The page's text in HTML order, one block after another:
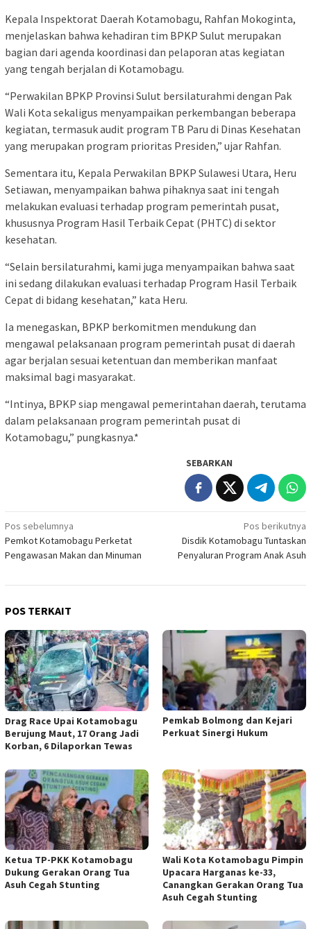
Kepala Inspektorat Daerah Kotamobagu, Rahfan Mokoginta,
menjelaskan bahwa kehadiran tim BPKP Sulut merupakan
bagian dari agenda koordinasi dan pelaporan atas kegiatan
yang tengah berjalan di Kotamobagu.
“Perwakilan BPKP Provinsi Sulut bersilaturahmi dengan Pak
Wali Kota sekaligus menyampaikan perkembangan beberapa
kegiatan, termasuk audit program TB Paru di Dinas Kesehatan
yang merupakan program prioritas Presiden,” ujar Rahfan.
Sementara itu, Kepala Perwakilan BPKP Sulawesi Utara, Heru
Setiawan, menyampaikan bahwa pihaknya saat ini tengah
melakukan evaluasi terhadap program pemerintah pusat,
khususnya Program Hasil Terbaik Cepat (PHTC) di sektor
kesehatan.
“Selain bersilaturahmi, kami juga menyampaikan bahwa saat
ini sedang dilakukan evaluasi terhadap Program Hasil Terbaik
Cepat di bidang kesehatan,” kata Heru.
Ia menegaskan, BPKP berkomitmen mendukung dan
mengawal pelaksanaan program pemerintah pusat di daerah
agar berjalan sesuai ketentuan dan memberikan manfaat
maksimal bagi masyarakat.
“Intinya, BPKP siap mengawal pemerintahan daerah, terutama
dalam pelaksanaan program pemerintah pusat di
Kotamobagu,” pungkasnya.*
SEBARKAN
Navigasi
pos
Pos sebelumnya
Pemkot Kotamobagu Perketat
Pengawasan Makan dan Minuman
Pos berikutnya
Disdik Kotamobagu Tuntaskan
Penyaluran Program Anak Asuh
POS TERKAIT
Drag Race Upai Kotamobagu
Berujung Maut, 17 Orang Jadi
Korban, 6 Dilaporkan Tewas
Pemkab Bolmong dan Kejari
Perkuat Sinergi Hukum
Ketua TP-PKK Kotamobagu
Dukung Gerakan Orang Tua
Asuh Cegah Stunting
Wali Kota Kotamobagu Pimpin
Upacara Harganas ke-33,
Canangkan Gerakan Orang Tua
Asuh Cegah Stunting